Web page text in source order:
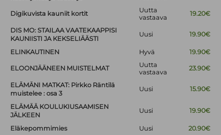
Digikuvista kauniit kortit
Uutta
vastaava
19.20€
DIS MO: STAILAA VAATEKAAPPISI
KAUNIISTI JA KEKSELIÄÄSTI
Uusi 19.90€
ELINKAUTINEN Hyvä 19.90€
ELOONJÄÄNEEN MUISTELMAT
Uutta
vastaava
23.90€
ELÄMÄNI MATKAT: Pirkko Räntilä
muistelee : osa 3
Uusi 15.90€
ELÄMÄÄ KOULUKIUSAAMISEN
JÄLKEEN
Uusi 19.90€
Eläkepommimies Uusi
20.90€